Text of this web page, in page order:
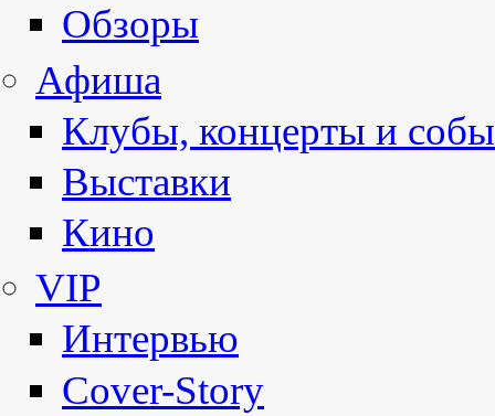
Обзоры
Афиша
Клубы, концерты и
Выставки
Кино
VIP
Интервью
Cover-Story